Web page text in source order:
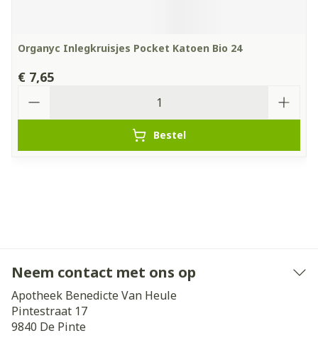
Organyc Inlegkruisjes Pocket Katoen Bio 24
€ 7,65
Bestel
Neem contact met ons op
Apotheek Benedicte Van Heule
Pintestraat 17
9840 De Pinte